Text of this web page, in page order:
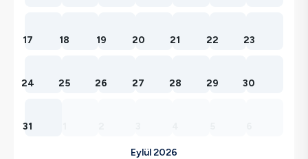
17 18 19 20 21 22 23
24 25 26 27 28 29 30
31
Eylül 2026